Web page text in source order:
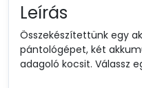
Leírás
Összekészítettünk egy
pántológépet, két
adagoló kocsit. Válassz